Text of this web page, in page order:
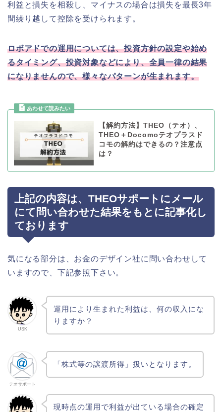
利益と損失を相殺し、マイナスの場合は損失を最長3年
間繰り越して控除を受けられます。
ロボアドでの運用については、投資方針の設定や始め
るタイミング、投資対象などにより、全員一律の結果
になりませんので、様々なパターンが生まれます。
【解約方法】THEO（テオ）、
THEO＋Docomoテオプラスド
コモの解約はできるの？注意点
は？
上記の内容は、THEOサポートにメール
にて問い合わせた結果をもとに記事化し
ております
気になる部分は、お金のデザイン社に問い合わせして
いますので、下記参照下さい。
USK
運用により生まれた利益は、何の収入にな
りますか？
テオサポート
「株式等の譲渡所得」扱いとなります。
現時点の運用で利益が出ている場合の確定